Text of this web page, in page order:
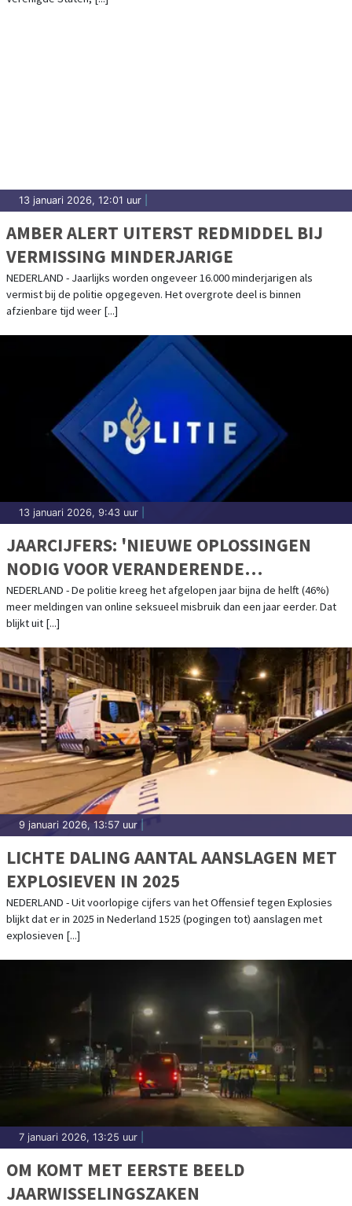
13 januari 2026, 12:01 uur
AMBER ALERT UITERST REDMIDDEL BIJ
VERMISSING MINDERJARIGE
NEDERLAND - Jaarlijks worden ongeveer 16.000 minderjarigen als
vermist bij de politie opgegeven. Het overgrote deel is binnen
afzienbare tijd weer [...]
13 januari 2026, 9:43 uur
JAARCIJFERS: 'NIEUWE OPLOSSINGEN
NODIG VOOR VERANDERENDE
CRIMINALITEIT'
NEDERLAND - De politie kreeg het afgelopen jaar bijna de helft (46%)
meer meldingen van online seksueel misbruik dan een jaar eerder. Dat
blijkt uit [...]
9 januari 2026, 13:57 uur
LICHTE DALING AANTAL AANSLAGEN MET
EXPLOSIEVEN IN 2025
NEDERLAND - Uit voorlopige cijfers van het Offensief tegen Explosies
blijkt dat er in 2025 in Nederland 1525 (pogingen tot) aanslagen met
explosieven [...]
7 januari 2026, 13:25 uur
OM KOMT MET EERSTE BEELD
JAARWISSELINGSZAKEN